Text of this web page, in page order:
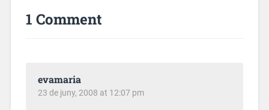
1 Comment
evamaria
23 de juny, 2008 at 12:07 pm